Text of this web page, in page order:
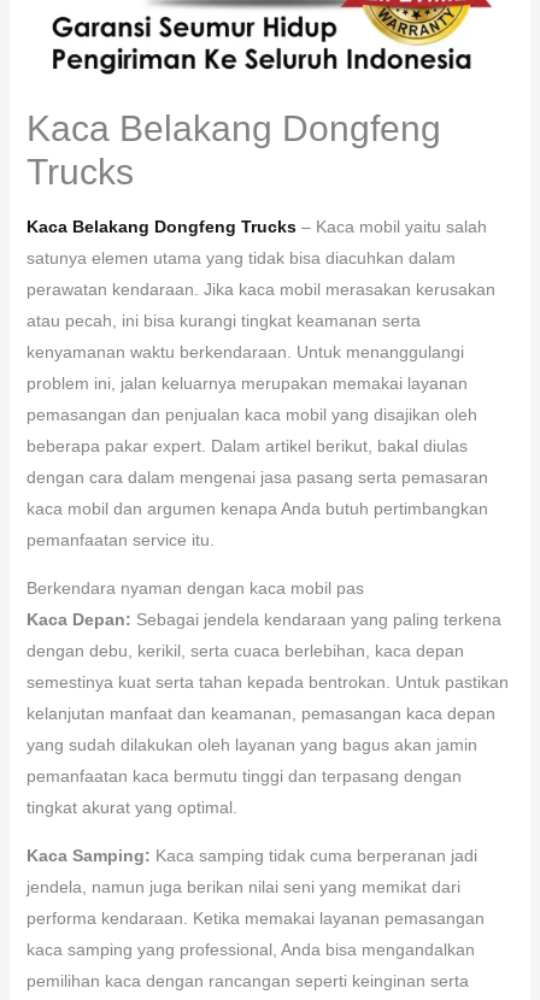
Kaca Belakang Dongfeng
Trucks
Kaca Belakang Dongfeng Trucks – Kaca mobil yaitu salah
satunya elemen utama yang tidak bisa diacuhkan dalam
perawatan kendaraan. Jika kaca mobil merasakan kerusakan
atau pecah, ini bisa kurangi tingkat keamanan serta
kenyamanan waktu berkendaraan. Untuk menanggulangi
problem ini, jalan keluarnya merupakan memakai layanan
pemasangan dan penjualan kaca mobil yang disajikan oleh
beberapa pakar expert. Dalam artikel berikut, bakal diulas
dengan cara dalam mengenai jasa pasang serta pemasaran
kaca mobil dan argumen kenapa Anda butuh pertimbangkan
pemanfaatan service itu.
Berkendara nyaman dengan kaca mobil pas
Kaca Depan: Sebagai jendela kendaraan yang paling terkena
dengan debu, kerikil, serta cuaca berlebihan, kaca depan
semestinya kuat serta tahan kepada bentrokan. Untuk pastikan
kelanjutan manfaat dan keamanan, pemasangan kaca depan
yang sudah dilakukan oleh layanan yang bagus akan jamin
pemanfaatan kaca bermutu tinggi dan terpasang dengan
tingkat akurat yang optimal.
Kaca Samping: Kaca samping tidak cuma berperanan jadi
jendela, namun juga berikan nilai seni yang memikat dari
performa kendaraan. Ketika memakai layanan pemasangan
kaca samping yang professional, Anda bisa mengandalkan
pemilihan kaca dengan rancangan seperti keinginan serta